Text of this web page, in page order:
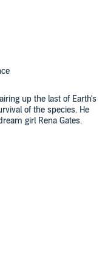
up the last of Earth's
of the species. He
girl Rena Gates.
he hopes now
only come on to her to
together, or to be
orders, she
than DNA matching.
into love?
M. Pillow